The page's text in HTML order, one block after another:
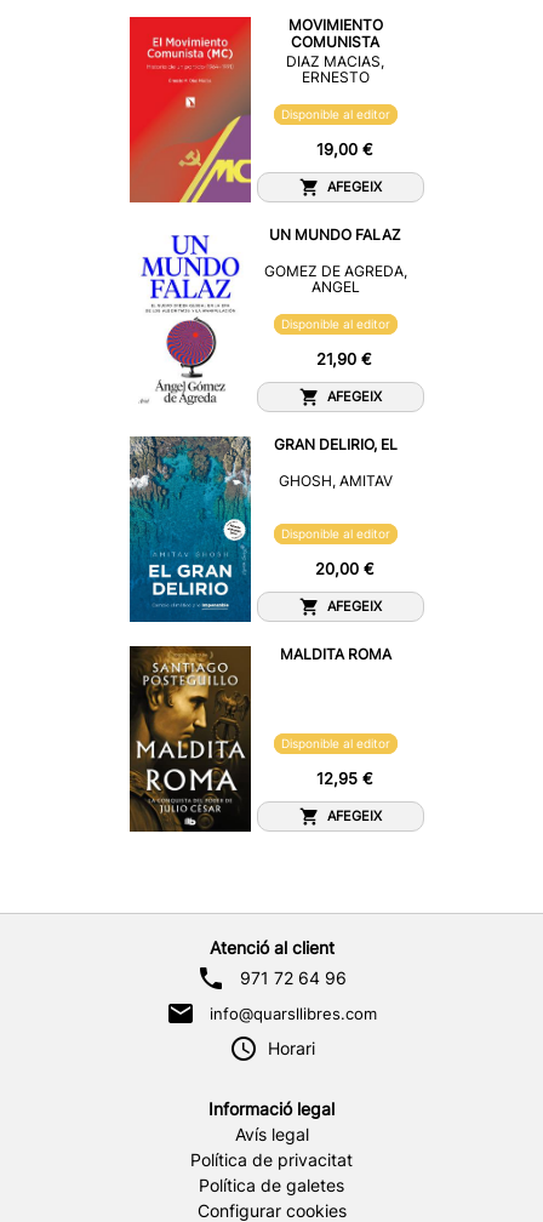
MOVIMIENTO
COMUNISTA
DIAZ MACIAS,
ERNESTO
Disponible al editor
19,00 €
AFEGEIX
UN MUNDO FALAZ
GOMEZ DE AGREDA,
ANGEL
Disponible al editor
21,90 €
AFEGEIX
GRAN DELIRIO, EL
GHOSH, AMITAV
Disponible al editor
20,00 €
AFEGEIX
MALDITA ROMA
Disponible al editor
12,95 €
AFEGEIX
Atenció al client
971 72 64 96
info@quarsllibres.com
Horari
Informació legal
Avís legal
Política de privacitat
Política de galetes
Configurar cookies